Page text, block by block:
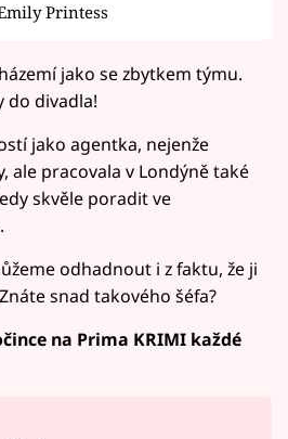
Printess
jako se zbytkem týmu.
do divadla!
jako agentka, nejenže
ale pracovala v Londýně také
skvěle poradit ve
odhadnout i z faktu, že ji
snad takového šéfa?
na Prima KRIMI každé